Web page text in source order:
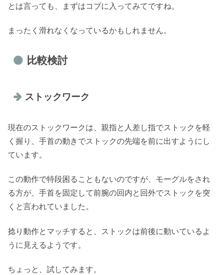
とは言っても、まずはコブに入ってみてですね。
まったく滑れなくなっているかもしれません。
比較検討
ストックワーク
現在のストックワークは、親指と人差し指でストックを軽
く握り、手首の動きでストックの先端を前に出すようにし
ています。
この動作で特段困ることもないのですが、モーグルをされ
る方が、手首を固定して前腕の回内と回外でストックを突
くと言われていました。
捻り動作とマッチすると、ストックは前後に動いているよ
うに見えるようです。
ちょっと、試してみます。